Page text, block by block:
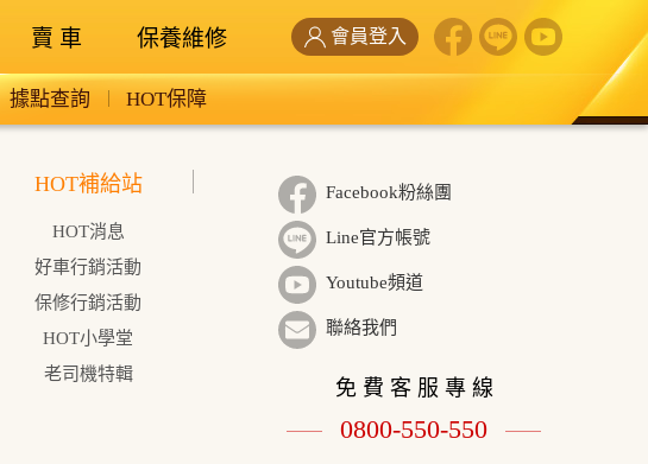
會員登入
賣 車 保養維修
據點查詢 HOT保障
HOT補給站
HOT消息
好車行銷活動
保修行銷活動
HOT小學堂
老司機特輯
Facebook粉絲團
Line官方帳號
Youtube頻道
聯絡我們
免 費 客 服 專 線
0800-550-550